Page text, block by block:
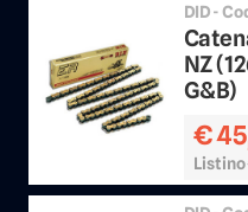
DID -
NZ
G&B)
€
Listino